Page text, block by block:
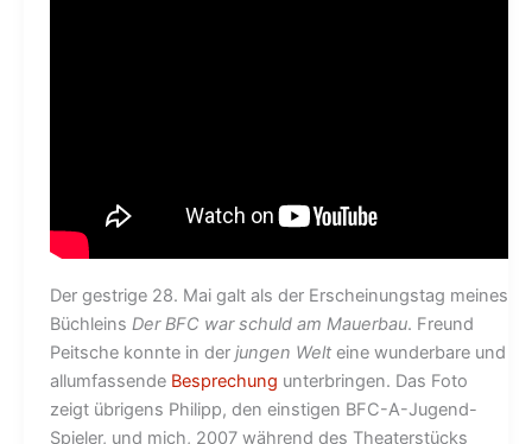
Der gestrige 28. Mai galt als der Erscheinungstag meines
Büchleins Der BFC war schuld am Mauerbau. Freund
Peitsche konnte in der jungen Welteine wunderbare und
allumfassende Besprechung unterbringen. Das Foto
zeigt übrigens Philipp, den einstigen BFC-A-Jugend-
Spieler, und mich, 2007 während des Theaterstücks